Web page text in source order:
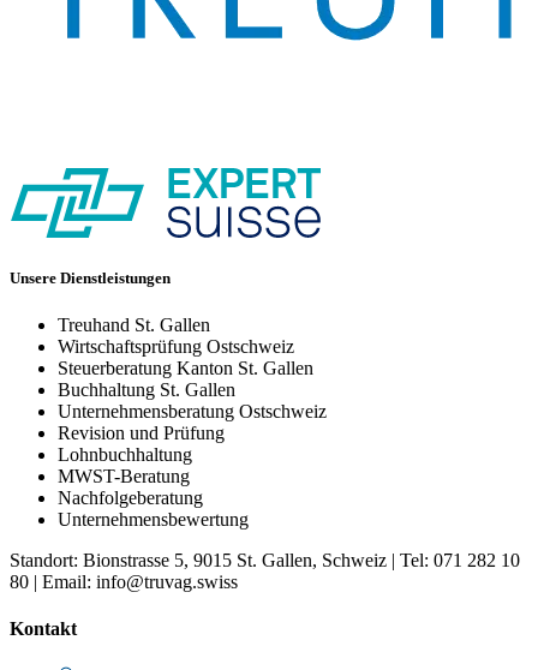
Unsere Dienstleistungen
Treuhand St. Gallen
Wirtschaftsprüfung Ostschweiz
Steuerberatung Kanton St. Gallen
Buchhaltung St. Gallen
Unternehmensberatung Ostschweiz
Revision und Prüfung
Lohnbuchhaltung
MWST-Beratung
Nachfolgeberatung
Unternehmensbewertung
Standort: Bionstrasse 5, 9015 St. Gallen, Schweiz | Tel: 071 282 10
80 | Email: info@truvag.swiss
Kontakt